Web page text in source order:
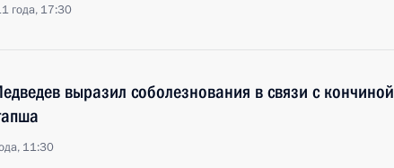
года, 17:30
выразил соболезнования в связи с кончиной
11:30